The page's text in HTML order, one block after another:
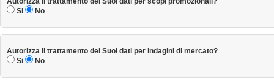
Si
No
Autorizza il trattamento dei Suoi dati per indagini di mercato?
Si
No